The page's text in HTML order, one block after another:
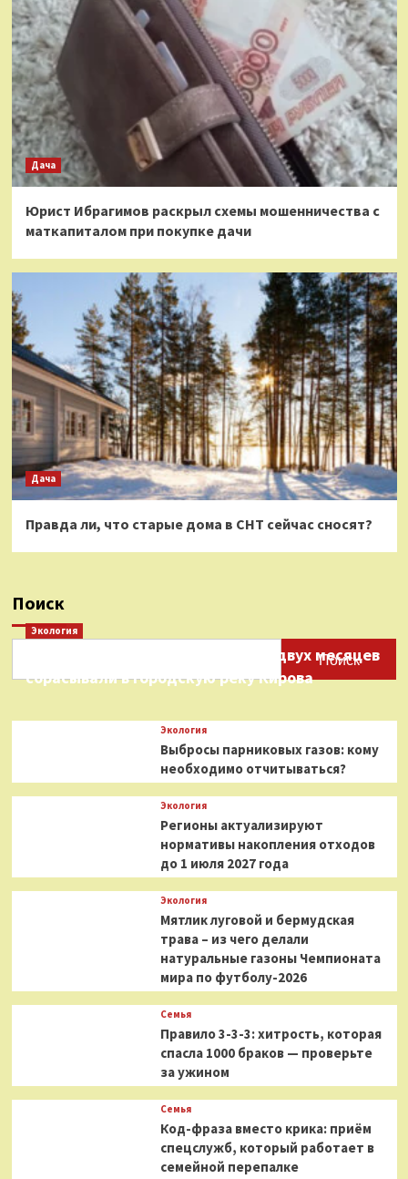
Дача
Юрист Ибрагимов раскрыл схемы мошенничества с
маткапиталом при покупке дачи
Дача
Правда ли, что старые дома в СНТ сейчас сносят?
Поиск
Поиск
Экология
Нефтепродукты на протяжении двух месяцев
сбрасывали в городскую реку Кирова
Экология
Выбросы парниковых газов: кому
необходимо отчитываться?
Экология
Регионы актуализируют
нормативы накопления отходов
до 1 июля 2027 года
Экология
Мятлик луговой и бермудская
трава – из чего делали
натуральные газоны Чемпионата
мира по футболу-2026
Семья
Правило 3-3-3: хитрость, которая
спасла 1000 браков — проверьте
за ужином
Семья
Код-фраза вместо крика: приём
спецслужб, который работает в
семейной перепалке